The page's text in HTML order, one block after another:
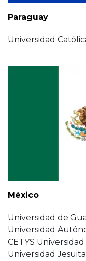
Paraguay
Universidad
México
Universidad de
Universidad
CETYS Universidad
Universidad